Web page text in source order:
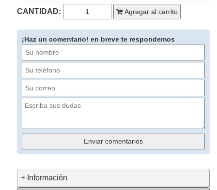
CANTIDAD: Agregar al carrito
¡Haz un comentario! en breve te respondemos
+ Información